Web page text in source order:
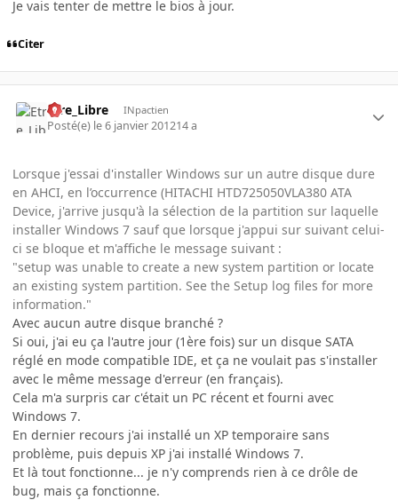
Je vais tenter de mettre le bios à jour.
Citer
Etre_Libre INpactien
Posté(e) le 6 janvier 201214 a
Lorsque j'essai d'installer Windows sur un autre disque dure
en AHCI, en l’occurrence (HITACHI HTD725050VLA380 ATA
Device, j'arrive jusqu'à la sélection de la partition sur laquelle
installer Windows 7 sauf que lorsque j'appui sur suivant celui-
ci se bloque et m'affiche le message suivant :
"setup was unable to create a new system partition or locate
an existing system partition. See the Setup log files for more
information."
Avec aucun autre disque branché ?
Si oui, j'ai eu ça l'autre jour (1ère fois) sur un disque SATA
réglé en mode compatible IDE, et ça ne voulait pas s'installer
avec le même message d'erreur (en français).
Cela m'a surpris car c'était un PC récent et fourni avec
Windows 7.
En dernier recours j'ai installé un XP temporaire sans
problème, puis depuis XP j'ai installé Windows 7.
Et là tout fonctionne... je n'y comprends rien à ce drôle de
bug, mais ça fonctionne.